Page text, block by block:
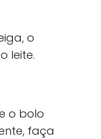
o
leite.
o bolo
faça